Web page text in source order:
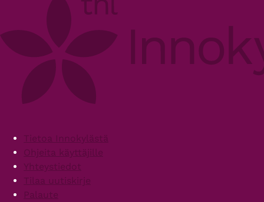
FooterTietoa Innokylästä
Ohjeita käyttäjille
Yhteystiedot
Tilaa uutiskirje
Palaute